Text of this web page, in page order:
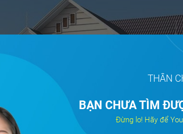
THÂN
BẠN CHƯA TÌM
Đừng lo! Hãy để